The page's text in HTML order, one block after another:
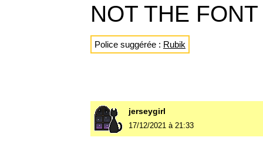
NOT THE FONT
Police suggérée : Rubik
jerseygirl
17/12/2021 à 21:33